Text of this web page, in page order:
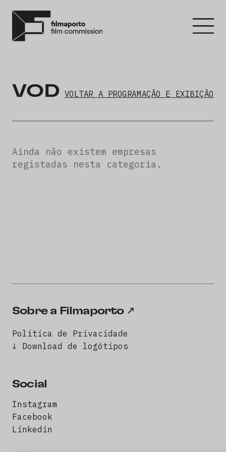
VOD VOLTAR A PROGRAMAÇÃO E EXIBIÇÃO
Ainda não existem empresas
registadas nesta categoria.
Sobre a Filmaporto
Política de Privacidade
↓ Download de logótipos
Social
Instagram
Facebook
Linkedin